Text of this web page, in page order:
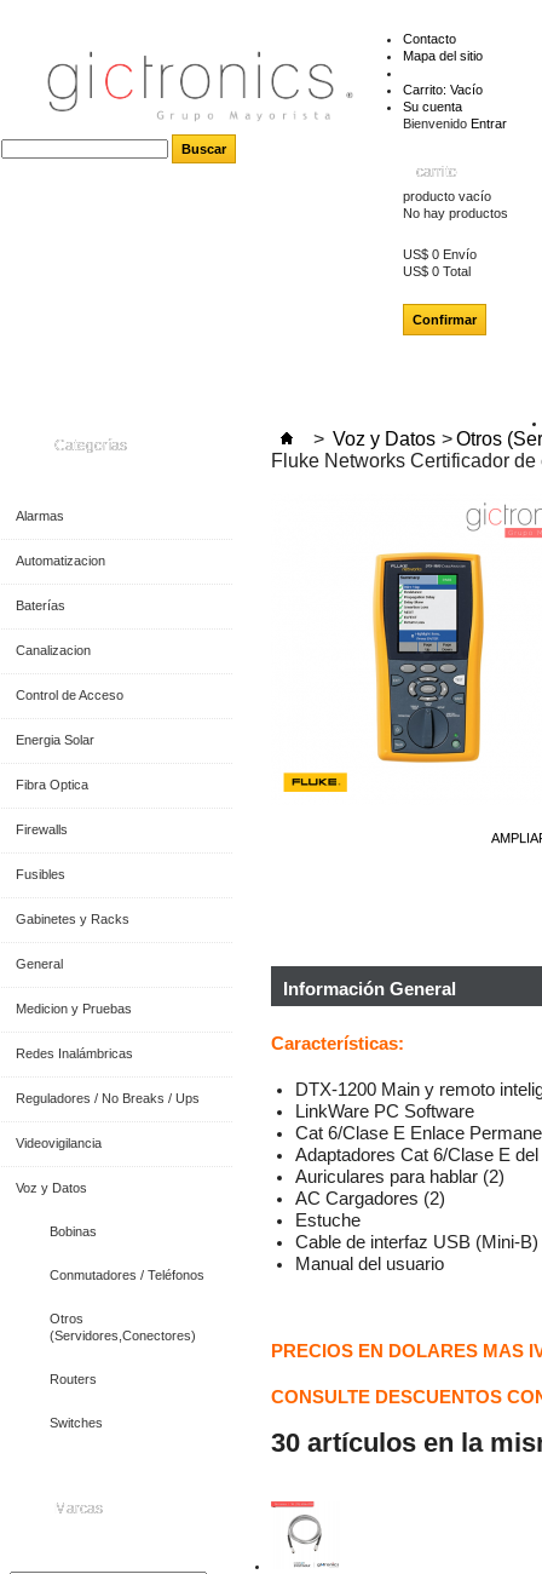
Contacto
Mapa del sitio
Carrito: Vacío
Su cuenta
Bienvenido Entrar
carrito
producto vacío
No hay productos
US$ 0 Envío
US$ 0 Total
Confirmar
Categorías
Alarmas
Automatizacion
Baterías
Canalizacion
Control de Acceso
Energia Solar
Fibra Optica
Firewalls
Fusibles
Gabinetes y Racks
General
Medicion y Pruebas
Redes Inalámbricas
Reguladores / No Breaks / Ups
Videovigilancia
Voz y Datos
Bobinas
Conmutadores / Teléfonos
Otros
(Servidores,Conectores)
Routers
Switches
Marcas
> Voz y Datos > Otros
Fluke Networks Certificador
Información General
Características:
DTX-1200 Main y remoto
LinkWare PC Software
Cat 6/Clase E Enlace
Adaptadores Cat 6/Clase E
Auriculares para hablar (2)
AC Cargadores (2)
Estuche
Cable de interfaz USB (Mini-B)
Manual del usuario
PRECIOS EN DOLARES MAS
CONSULTE DESCUENTOS
30 artículos en la